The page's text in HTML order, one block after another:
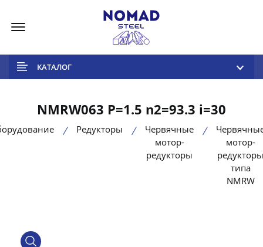
КАТАЛОГ
NMRW063 P=1.5 n2=93.3 i=30
Редукторы
Червячные
мотор-
редукторы
мотор-
редукторы
типа
NMRW